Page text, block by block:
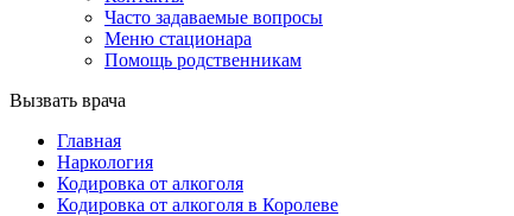
Часто задаваемые вопросы
Меню стационара
Помощь родственникам
Вызвать врача
Главная
Наркология
Кодировка от алкоголя
Кодировка от алкоголя в Королеве